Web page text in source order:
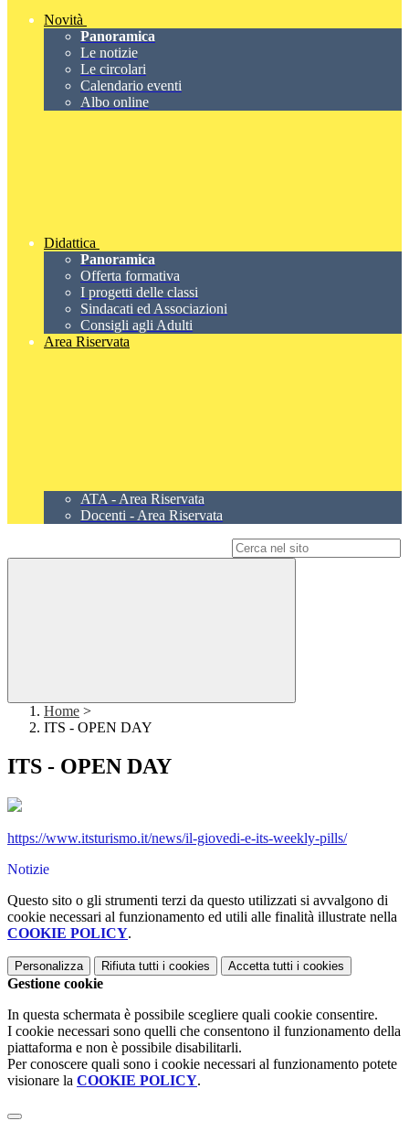
Novità
Panoramica
Le notizie
Le circolari
Calendario eventi
Albo online
Didattica
Panoramica
Offerta formativa
I progetti delle classi
Sindacati ed Associazioni
Consigli agli Adulti
Area Riservata
ATA - Area Riservata
Docenti - Area Riservata
Home >
ITS - OPEN DAY
ITS - OPEN DAY
https://www.itsturismo.it/news/il-giovedi-e-its-weekly-pills/
Notizie
Questo sito o gli strumenti terzi da questo utilizzati si avvalgono di
cookie necessari al funzionamento ed utili alle finalità illustrate nella
COOKIE POLICY.
Personalizza Rifiuta tutti i cookies Accetta tutti i cookies
Gestione cookie
In questa schermata è possibile scegliere quali cookie consentire.
I cookie necessari sono quelli che consentono il funzionamento della
piattaforma e non è possibile disabilitarli.
Per conoscere quali sono i cookie necessari al funzionamento potete
visionare la COOKIE POLICY.